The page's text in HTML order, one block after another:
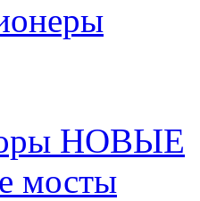
НОВЫЕ
мосты